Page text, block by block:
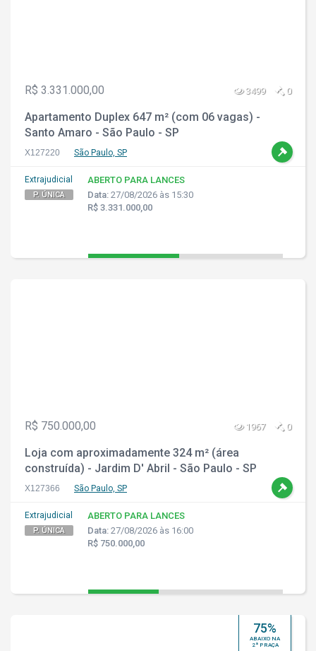
R$ 3.331.000,00 3499 0
Apartamento Duplex 647 m² (com 06 vagas) -
Santo Amaro - São Paulo - SP
X127220 São Paulo, SP
Extrajudicial
P. ÚNICA
ABERTO PARA LANCES
Data: 27/08/2026 às 15:30
R$ 3.331.000,00
R$ 750.000,00 1967 0
Loja com aproximadamente 324 m² (área
construída) - Jardim D' Abril - São Paulo - SP
X127366 São Paulo, SP
Extrajudicial
P. ÚNICA
ABERTO PARA LANCES
Data: 27/08/2026 às 16:00
R$ 750.000,00
75%
ABAIXO NA
2ª PRAÇA